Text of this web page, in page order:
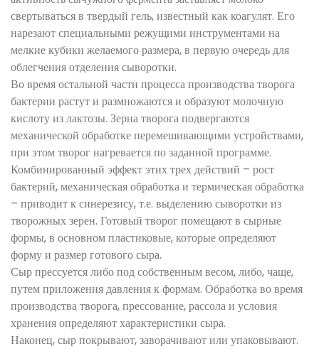
свертываться в твердый гель, известный как коагулят. Его
нарезают специальными режущими инструментами на
мелкие кубики желаемого размера, в первую очередь для
облегчения отделения сыворотки.
Во время остальной части процесса производства творога
бактерии растут и размножаются и образуют молочную
кислоту из лактозы. Зерна творога подвергаются
механической обработке перемешивающими устройствами,
при этом творог нагревается по заданной программе.
Комбинированный эффект этих трех действий – рост
бактерий, механическая обработка и термическая обработка
– приводит к синерезису, т.е. выделению сыворотки из
творожных зерен. Готовый творог помещают в сырные
формы, в основном пластиковые, которые определяют
форму и размер готового сыра.
Сыр прессуется либо под собственным весом, либо, чаще,
путем приложения давления к формам. Обработка во время
производства творога, прессование, рассола и условия
хранения определяют характеристики сыра.
Наконец, сыр покрывают, заворачивают или упаковывают.